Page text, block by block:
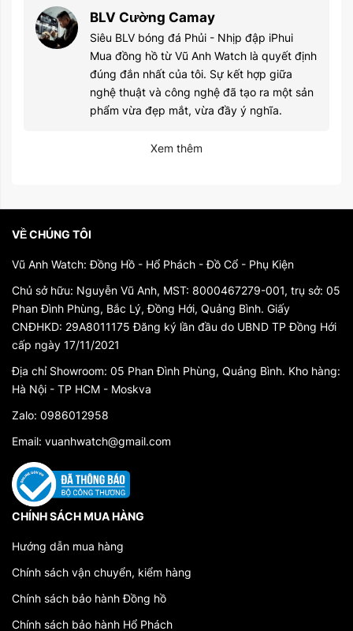
BLV Cường Camay
Siêu BLV bóng đá Phủi - Nhịp đập iPhui
Mua đồng hồ từ Vũ Anh Watch là quyết định
đúng đắn nhất của tôi. Sự kết hợp giữa
nghệ thuật và công nghệ đã tạo ra một sản
phẩm vừa đẹp mắt, vừa đầy ý nghĩa.
Xem thêm
VỀ CHÚNG TÔI
Vũ Anh Watch: Đồng Hồ - Hổ Phách - Đồ Cổ - Phụ Kiện
Chủ sở hữu: Nguyễn Vũ Anh, MST: 8000467279-001, trụ sở: 05
Phan Đình Phùng, Bắc Lý, Đồng Hới, Quảng Bình. Giấy
CNĐHKD: 29A8011175 Đăng ký lần đầu do UBND TP Đồng Hới
cấp ngày 17/11/2021
Địa chỉ Showroom: 05 Phan Đình Phùng, Quảng Bình. Kho hàng:
Hà Nội - TP HCM - Moskva
Zalo: 0986012958
Email: vuanhwatch@gmail.com
CHÍNH SÁCH MUA HÀNG
Hướng dẫn mua hàng
Chính sách vận chuyển, kiểm hàng
Chính sách bảo hành Đồng hồ
Chính sách bảo hành Hổ Phách